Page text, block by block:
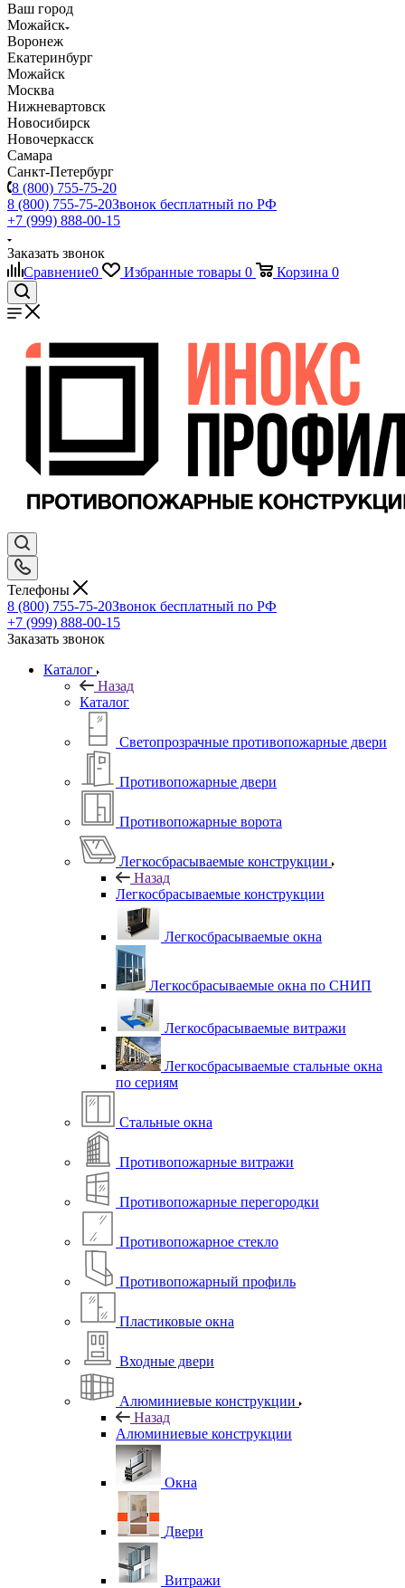
Ваш город
Можайск
Воронеж
Екатеринбург
Можайск
Москва
Нижневартовск
Новосибирск
Новочеркасск
Самара
Санкт-Петербург
8 (800) 755-75-20
8 (800) 755-75-20Звонок бесплатный по РФ
+7 (999) 888-00-15
Заказать звонок
Сравнение0 Избранные товары 0 Корзина 0
Телефоны
8 (800) 755-75-20Звонок бесплатный по РФ
+7 (999) 888-00-15
Заказать звонок
Каталог
Назад
Каталог
Светопрозрачные противопожарные двери
Противопожарные двери
Противопожарные ворота
Легкосбрасываемые конструкции
Назад
Легкосбрасываемые конструкции
Легкосбрасываемые окна
Легкосбрасываемые окна по СНИП
Легкосбрасываемые витражи
Легкосбрасываемые стальные окна
по сериям
Стальные окна
Противопожарные витражи
Противопожарные перегородки
Противопожарное стекло
Противопожарный профиль
Пластиковые окна
Входные двери
Алюминиевые конструкции
Назад
Алюминиевые конструкции
Окна
Двери
Витражи